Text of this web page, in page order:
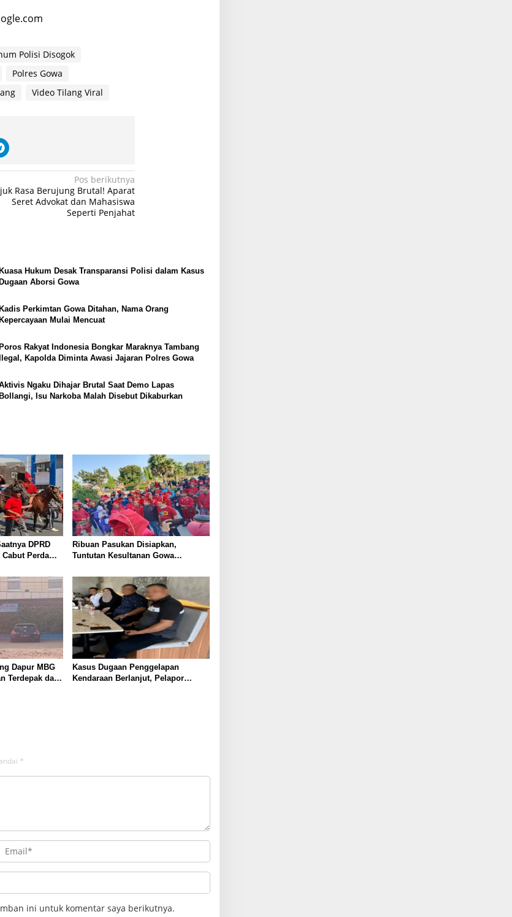
Polisi Disogok
Polres Gowa
Video Tilang Viral
Pos berikutnya
Rasa Berujung Brutal! Aparat
Seret Advokat dan Mahasiswa
Seperti Penjahat
Kuasa Hukum Desak Transparansi Polisi dalam Kasus
Dugaan Aborsi Gowa
Kadis Perkimtan Gowa Ditahan, Nama Orang
Kepercayaan Mulai Mencuat
Poros Rakyat Indonesia Bongkar Maraknya Tambang
Ilegal, Kapolda Diminta Awasi Jajaran Polres Gowa
Ngaku Dihajar Brutal Saat Demo Lapas
Bollangi, Isu Narkoba Malah Disebut Dikaburkan
DPRD
Perda
Ribuan Pasukan Disiapkan,
Tuntutan Kesultanan Gowa
Dapur MBG
Terdepak dari
Kasus Dugaan Penggelapan
Kendaraan Berlanjut, Pelapor
*
ini untuk komentar saya berikutnya.